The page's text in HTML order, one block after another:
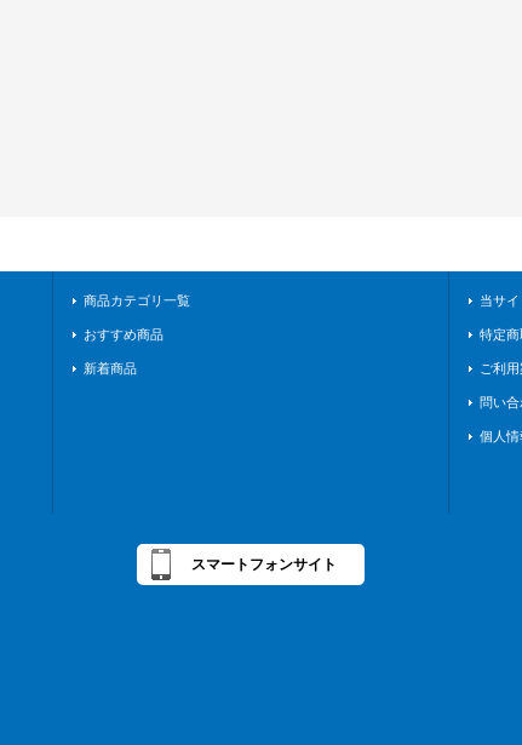
商品カテゴリ一覧
おすすめ商品
新着商品
当サ
特定
ご利
問い合
個人
スマートフォンサイト